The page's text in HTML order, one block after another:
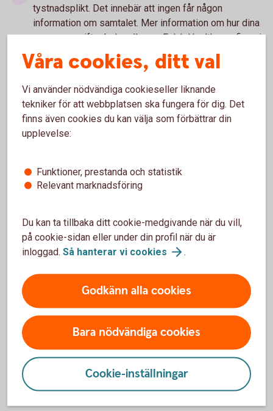
tystnadsplikt. Det innebär att ingen får någon
information om samtalet. Mer information om hur dina
personuppgifter behandlas av Falck Healthcare finns i
integritetspolicyn(falcksverige.se)
Vanliga frågor och svar
Vad är samtalsstöd?
Hur fungerar samtalsstöd?
Kostar det något med samtalsstöd?
Våra cookies, ditt val
Vi använder nödvändiga cookieseller liknande
tekniker för att webbplatsen ska fungera för dig. Det
finns även cookies du kan välja som förbättrar din
upplevelse:
Funktioner, prestanda och statistik
Relevant marknadsföring
Du kan ta tillbaka ditt cookie-medgivande när du vill,
på cookie-sidan eller under din profil när du är
inloggad. Så hanterar vi cookies .
Godkänn alla cookies
Bara nödvändiga cookies
Cookie-inställningar